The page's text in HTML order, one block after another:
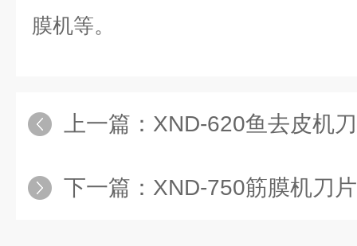
膜机等。
上一篇： XND-620鱼去皮机
下一篇： XND-750筋膜机刀片